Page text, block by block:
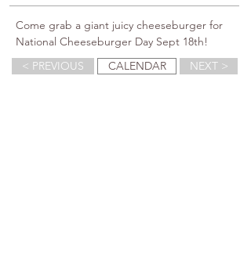
Come grab a giant juicy cheeseburger for
National Cheeseburger Day Sept 18th!
< PREVIOUS
CALENDAR NEXT >